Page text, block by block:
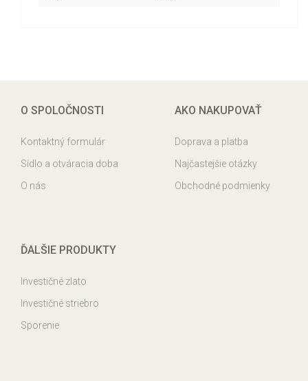
O SPOLOČNOSTI
Kontaktný formulár
Sídlo a otváracia doba
O nás
AKO NAKUPOVAŤ
Doprava a platba
Najčastejšie otázky
Obchodné podmienky
ĎALŠIE PRODUKTY
Investičné zlato
Investičné striebro
Sporenie